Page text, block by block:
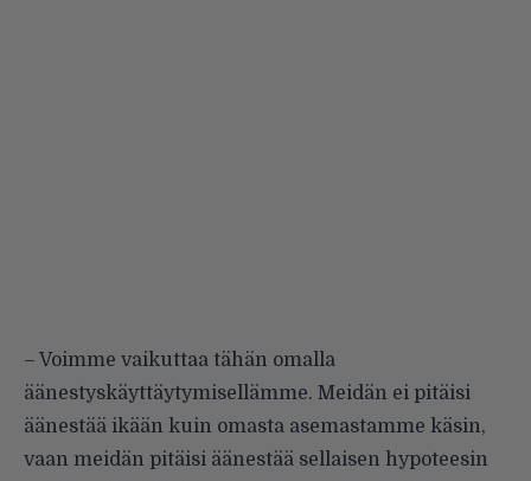
– Voimme vaikuttaa tähän omalla
äänestyskäyttäytymisellämme. Meidän ei pitäisi
äänestää ikään kuin omasta asemastamme käsin,
vaan meidän pitäisi äänestää sellaisen hypoteesin